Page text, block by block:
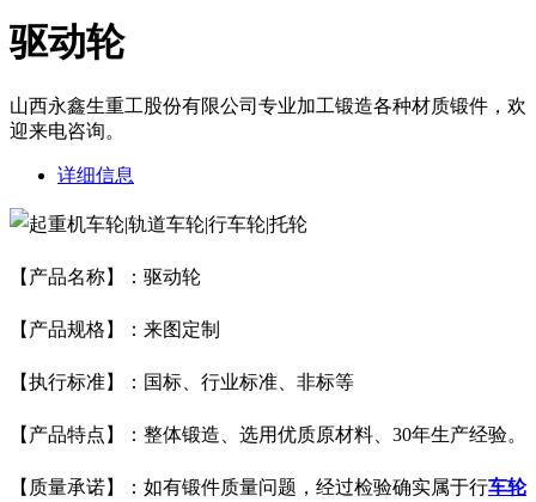
驱动轮
山西永鑫生重工股份有限公司专业加工锻造各种材质锻件，欢
迎来电咨询。
详细信息
【产品名称】：驱动轮
【产品规格】：来图定制
【执行标准】：国标、行业标准、非标等
【产品特点】：整体锻造、选用优质原材料、30年生产经验。
【质量承诺】：如有锻件质量问题，经过检验确实属于行车轮